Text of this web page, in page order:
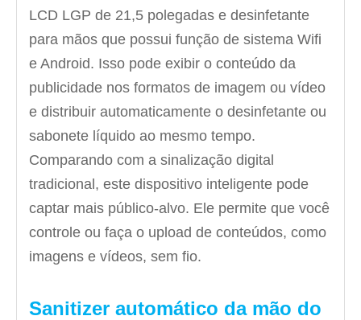
LCD LGP de 21,5 polegadas e desinfetante
para mãos que possui função de sistema Wifi
e Android. Isso pode exibir o conteúdo da
publicidade nos formatos de imagem ou vídeo
e distribuir automaticamente o desinfetante ou
sabonete líquido ao mesmo tempo.
Comparando com a sinalização digital
tradicional, este dispositivo inteligente pode
captar mais público-alvo. Ele permite que você
controle ou faça o upload de conteúdos, como
imagens e vídeos, sem fio.
Sanitizer automático da mão do